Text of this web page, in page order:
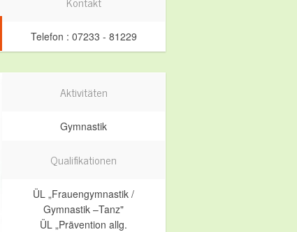
Telefon : 07233 - 81229
Aktivitäten
Gymnastik
Qualifikationen
ÜL „Frauengymnastik /
Gymnastik –Tanz"
ÜL „Prävention allg.